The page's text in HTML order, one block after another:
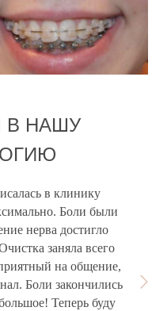
В НАШУ
в клинику
Боли были
нерва достигло
заняла всего
на общение,
Боли закончились
Теперь буду